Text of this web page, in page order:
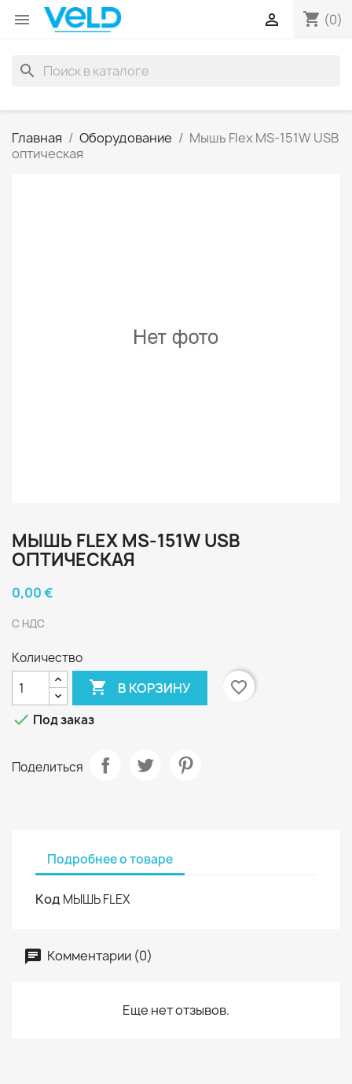
 shopping_cart (0)

search
Главная Оборудование
Мышь Flex MS-151W USB
оптическая
МЫШЬ FLEX MS-151W USB
ОПТИЧЕСКАЯ
0,00 €
С НДС
Количество
 В КОРЗИНУ
favorite_border
 Под заказ
Поделиться
Подробнее о товаре
Код МЫШЬ FLEX
Комментарии (0)
Еще нет отзывов.